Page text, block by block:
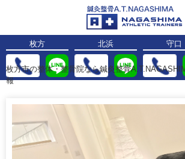
枚方 北浜 守口
枚方市の整体・整骨院なら鍼灸整骨
報